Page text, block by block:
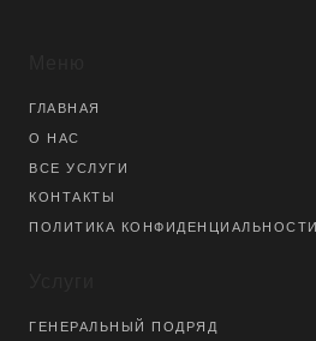
ГЛАВНАЯ
О НАС
ВСЕ УСЛУГИ
КОНТАКТЫ
ПОЛИТИКА КОНФИДЕНЦИАЛЬНОСТИ
ГЕНЕРАЛЬНЫЙ ПОДРЯД